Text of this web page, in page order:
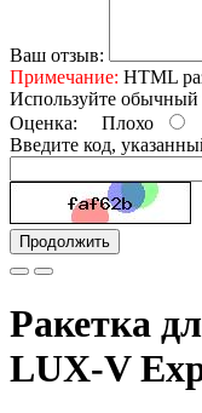
Ваш отзыв:
Примечание: HTML
Используйте обычный
Оценка: Плохо
Введите код,
Продолжить
Ракетка
LUX-V